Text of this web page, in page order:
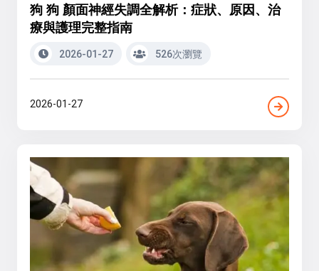
狗 狗 顏面神經失調全解析：症狀、原因、治
療與護理完整指南
2026-01-27 526次瀏覽
2026-01-27